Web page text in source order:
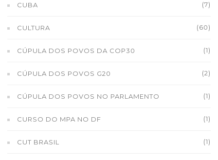
CUBA (7)
CULTURA (60)
CÚPULA DOS POVOS DA COP30 (1)
CÚPULA DOS POVOS G20 (2)
CÚPULA DOS POVOS NO PARLAMENTO (1)
CURSO DO MPA NO DF (1)
CUT BRASIL (1)